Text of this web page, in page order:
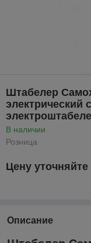
Штабелер
электрический
В наличии
Розница
Цену уточняйте
Описание